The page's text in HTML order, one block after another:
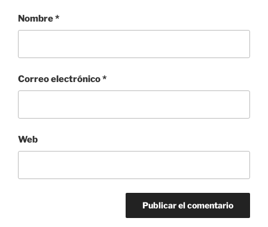
Nombre*
Correo electrónico*
Web